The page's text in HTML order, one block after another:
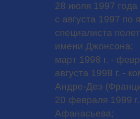
28 июля 1997
с августа 1997 по
специалиста
имени Джонсона;
мapт 1998 г. -
августа 1998 г. -
Андре-Деэ
20 февраля 1999
Афанасьева;